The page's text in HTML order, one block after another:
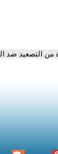
التصعيد ضد